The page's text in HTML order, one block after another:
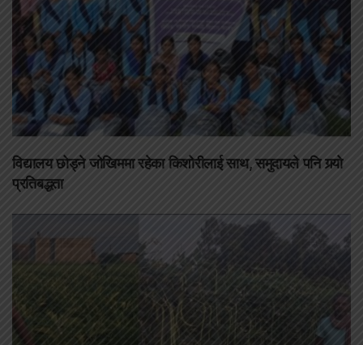
विद्यालय छोड्ने जोखिममा रहेका किशोरीलाई साथ, समुदायले पनि गर्‍यो
प्रतिबद्धता